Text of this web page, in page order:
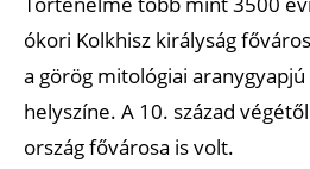
ókori Kolkhisz királyság
a görög mitológiai
helyszíne. A 10. század
ország fővárosa is volt.